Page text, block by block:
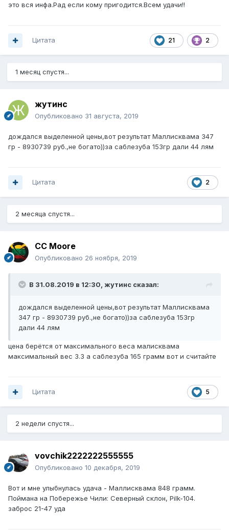
это вся инфа.Рад если кому пригодится.Всем удачи!!
21 2
Цитата
1 месяц спустя...
жутинс
Опубликовано 31 августа, 2019
дождался выделенной цены,вот результат Маллисквама 347
гр - 8930739 руб.,не богато))за саблезуба 153гр дали 44 лям
2
Цитата
2 месяца спустя...
CC Moore
Опубликовано 26 ноября, 2019
В 31.08.2019 в 12:30, жутинс сказал:
дождался выделенной цены,вот результат Маллисквама
347 гр - 8930739 руб.,не богато))за саблезуба 153гр
дали 44 лям
цена берётся от максимального веса малисквама
максимальный вес 3.3 а саблезуба 165 грамм вот и считайте
5
Цитата
2 недели спустя...
vovchik2222222555555
Опубликовано 10 декабря, 2019
Вот и мне улыбнулась удача - Маллисквама 848 грамм.
Поймана на Побережье Чили: Северный склон, Pilk-104.
заброс 21-47 уда